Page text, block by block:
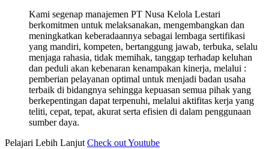
Kami segenap manajemen PT Nusa Kelola Lestari
berkomitmen untuk melaksanakan, mengembangkan dan
meningkatkan keberadaannya sebagai lembaga sertifikasi
yang mandiri, kompeten, bertanggung jawab, terbuka, selalu
menjaga rahasia, tidak memihak, tanggap terhadap keluhan
dan peduli akan kebenaran kenampakan kinerja, melalui :
pemberian pelayanan optimal untuk menjadi badan usaha
terbaik di bidangnya sehingga kepuasan semua pihak yang
berkepentingan dapat terpenuhi, melalui aktifitas kerja yang
teliti, cepat, tepat, akurat serta efisien di dalam penggunaan
sumber daya.
Pelajari Lebih Lanjut Check out Youtube